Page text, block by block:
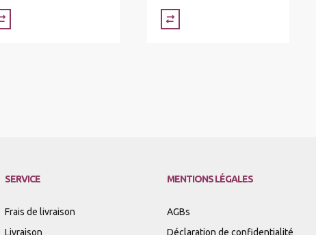
SERVICE
Frais de livraison
Livraison
MENTIONS LÉGALES
AGBs
Déclaration de confidentialité